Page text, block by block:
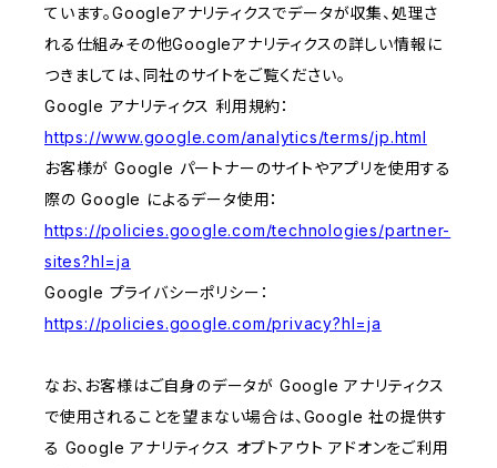
ています。Googleアナリティクスでデータが収集、処理さ
れる仕組みその他Googleアナリティクスの詳しい情報に
つきましては、同社のサイトをご覧ください。
Google アナリティクス 利用規約：
https://www.google.com/analytics/terms/jp.html
お客様が Google パートナーのサイトやアプリを使用する
際の Google によるデータ使用：
https://policies.google.com/technologies/partner-
sites?hl=ja
Google プライバシーポリシー：
https://policies.google.com/privacy?hl=ja
なお、お客様はご自身のデータが Google アナリティクス
で使用されることを望まない場合は、Google 社の提供す
る Google アナリティクス オプトアウト アドオンをご利用